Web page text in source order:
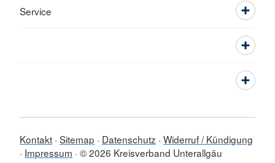
Service
Kontakt Sitemap Datenschutz Widerruf / Kündigung
Impressum © 2026 Kreisverband Unterallgäu